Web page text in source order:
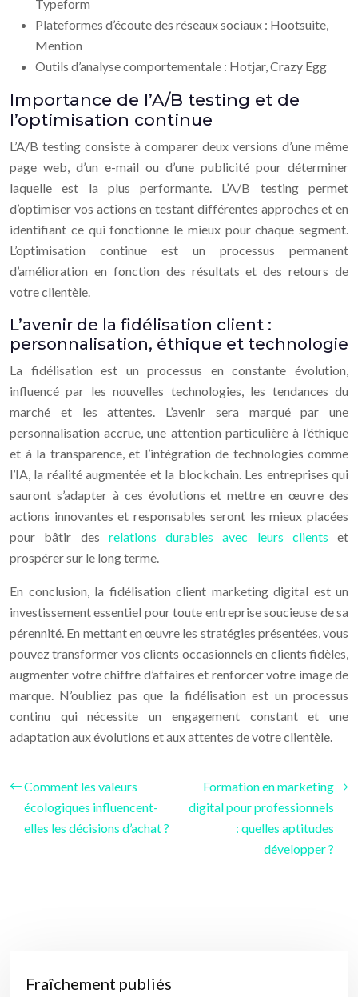
Typeform
Plateformes d’écoute des réseaux sociaux : Hootsuite,
Mention
Outils d’analyse comportementale : Hotjar, Crazy Egg
Importance de l’A/B testing et de
l’optimisation continue
L’A/B testing consiste à comparer deux versions d’une même
page web, d’un e-mail ou d’une publicité pour déterminer
laquelle est la plus performante. L’A/B testing permet
d’optimiser vos actions en testant différentes approches et en
identifiant ce qui fonctionne le mieux pour chaque segment.
L’optimisation continue est un processus permanent
d’amélioration en fonction des résultats et des retours de
votre clientèle.
L’avenir de la fidélisation client :
personnalisation, éthique et technologie
La fidélisation est un processus en constante évolution,
influencé par les nouvelles technologies, les tendances du
marché et les attentes. L’avenir sera marqué par une
personnalisation accrue, une attention particulière à l’éthique
et à la transparence, et l’intégration de technologies comme
l’IA, la réalité augmentée et la blockchain. Les entreprises qui
sauront s’adapter à ces évolutions et mettre en œuvre des
actions innovantes et responsables seront les mieux placées
pour bâtir des relations durables avec leurs clients et
prospérer sur le long terme.
En conclusion, la fidélisation client marketing digital est un
investissement essentiel pour toute entreprise soucieuse de sa
pérennité. En mettant en œuvre les stratégies présentées, vous
pouvez transformer vos clients occasionnels en clients fidèles,
augmenter votre chiffre d’affaires et renforcer votre image de
marque. N’oubliez pas que la fidélisation est un processus
continu qui nécessite un engagement constant et une
adaptation aux évolutions et aux attentes de votre clientèle.
Comment les valeurs
écologiques influencent-
elles les décisions d’achat ?
Formation en marketing
digital pour professionnels
: quelles aptitudes
développer ?
Fraîchement publiés